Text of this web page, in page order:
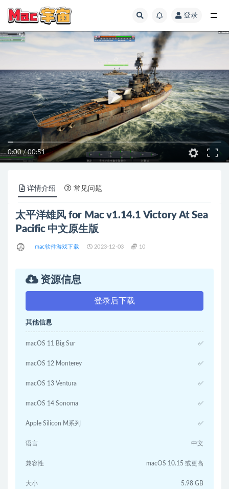
登录
0:00/00:51
详情介绍 常见问题
太平洋雄风 for Mac v1.14.1 Victory At Sea
Pacific 中文原生版
mac软件游戏下载 2023-12-03 10
资源信息
登录后下载
其他信息
macOS 11 Big Sur ✅
macOS 12 Monterey ✅
macOS 13 Ventura ✅
macOS 14 Sonoma ✅
Apple Silicon M系列 ✅
语言 中文
兼容性 macOS 10.15 或更高
大小 5.98 GB